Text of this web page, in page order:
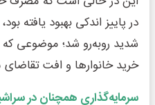
در پاییز اندکی بهبود یافته
شدید روبه‌رو شد؛ موضوعی
خرید خانوارها و افت
سرمایه‌گذاری همچنان در